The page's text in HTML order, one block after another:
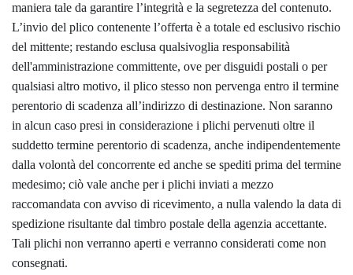
maniera tale da garantire l’integrità e la segretezza del contenuto.
L’invio del plico contenente l’offerta è a totale ed esclusivo rischio
del mittente; restando esclusa qualsivoglia responsabilità
dell'amministrazione committente, ove per disguidi postali o per
qualsiasi altro motivo, il plico stesso non pervenga entro il termine
perentorio di scadenza all’indirizzo di destinazione. Non saranno
in alcun caso presi in considerazione i plichi pervenuti oltre il
suddetto termine perentorio di scadenza, anche indipendentemente
dalla volontà del concorrente ed anche se spediti prima del termine
medesimo; ciò vale anche per i plichi inviati a mezzo
raccomandata con avviso di ricevimento, a nulla valendo la data di
spedizione risultante dal timbro postale della agenzia accettante.
Tali plichi non verranno aperti e verranno considerati come non
consegnati.